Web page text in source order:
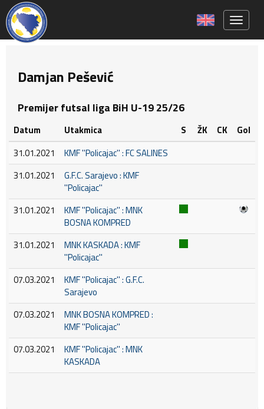
Damjan Pešević
Premijer futsal liga BiH U-19 25/26
Datum Utakmica S ŽK CK
Gol
31.01.2021
KMF ''Policajac'' : FC SALINES
31.01.2021
G.F.C. Sarajevo : KMF
''Policajac''
31.01.2021
KMF ''Policajac'' : MNK
BOSNA KOMPRED
31.01.2021
MNK KASKADA : KMF
''Policajac''
07.03.2021
KMF ''Policajac'' : G.F.C.
Sarajevo
07.03.2021
MNK BOSNA KOMPRED :
KMF ''Policajac''
07.03.2021
KMF ''Policajac'' : MNK
KASKADA